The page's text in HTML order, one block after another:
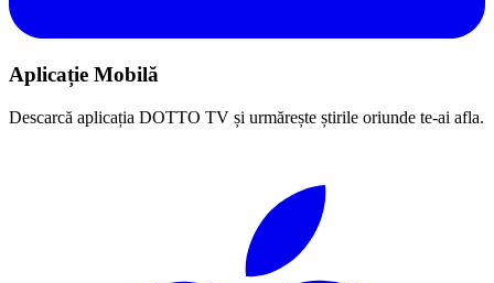
Aplicație Mobilă
Descarcă aplicația DOTTO TV și urmărește știrile oriunde te-ai afla.